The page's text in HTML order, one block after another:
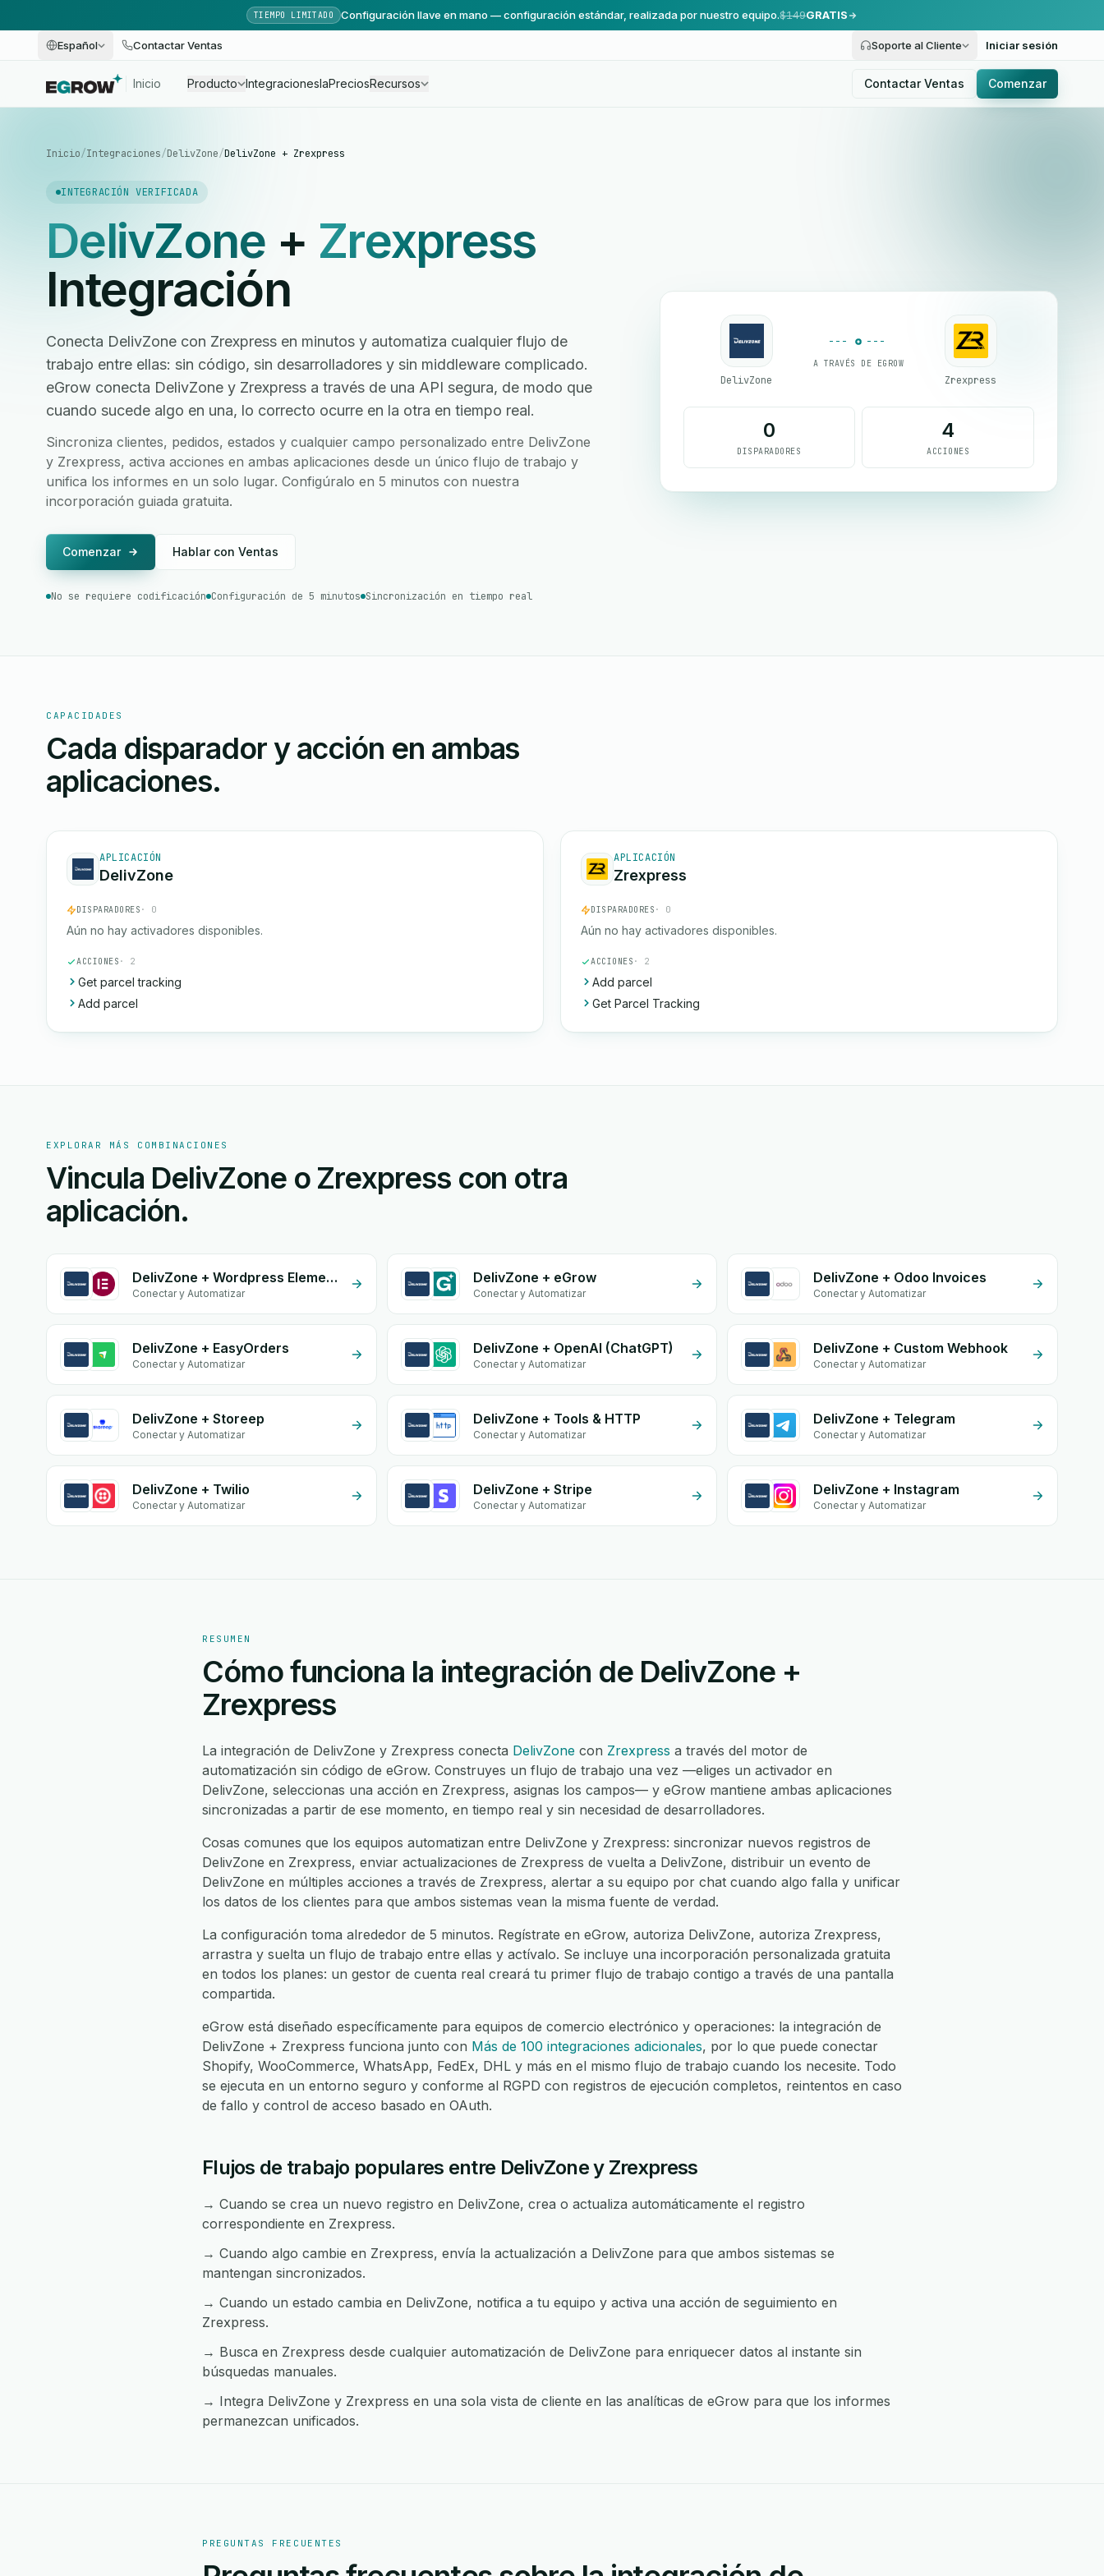
TIEMPO LIMITADO Configuración llave en mano — configuración estándar, realizada por nuestro equipo.$149GRATIS
Español Contactar Ventas Soporte al Cliente Iniciar sesión
Inicio Producto IntegracionesIaPreciosRecursos Contactar Ventas Comenzar
Inicio/Integraciones/DelivZone/DelivZone + Zrexpress
INTEGRACIÓN VERIFICADA
DelivZone + Zrexpress
Integración
Conecta DelivZone con Zrexpress en minutos y automatiza cualquier flujo de
trabajo entre ellas: sin código, sin desarrolladores y sin middleware complicado.
eGrow conecta DelivZone y Zrexpress a través de una API segura, de modo que
cuando sucede algo en una, lo correcto ocurre en la otra en tiempo real.
Sincroniza clientes, pedidos, estados y cualquier campo personalizado entre DelivZone
y Zrexpress, activa acciones en ambas aplicaciones desde un único flujo de trabajo y
unifica los informes en un solo lugar. Configúralo en 5 minutos con nuestra
incorporación guiada gratuita.
Comenzar Hablar con Ventas
No se requiere codificación Configuración de 5 minutos Sincronización en tiempo real
DelivZone
A TRAVÉS DE EGROW
Zrexpress
0
DISPARADORES
4
ACCIONES
CAPACIDADES
Cada disparador y acción en ambas
aplicaciones.
APLICACIÓN
DelivZone
DISPARADORES · 0
Aún no hay activadores disponibles.
ACCIONES · 2
Get parcel tracking
Add parcel
APLICACIÓN
Zrexpress
DISPARADORES · 0
Aún no hay activadores disponibles.
ACCIONES · 2
Add parcel
Get Parcel Tracking
EXPLORAR MÁS COMBINACIONES
Vincula DelivZone o Zrexpress con otra
aplicación.
DelivZone + Wordpress Elementor
Conectar y Automatizar
DelivZone + eGrow
Conectar y Automatizar
DelivZone + Odoo Invoices
Conectar y Automatizar
DelivZone + EasyOrders
Conectar y Automatizar
DelivZone + OpenAI (ChatGPT)
Conectar y Automatizar
DelivZone + Custom Webhook
Conectar y Automatizar
DelivZone + Storeep
Conectar y Automatizar
DelivZone + Tools & HTTP
Conectar y Automatizar
DelivZone + Telegram
Conectar y Automatizar
DelivZone + Twilio
Conectar y Automatizar
DelivZone + Stripe
Conectar y Automatizar
DelivZone + Instagram
Conectar y Automatizar
RESUMEN
Cómo funciona la integración de DelivZone +
Zrexpress
La integración de DelivZone y Zrexpress conecta DelivZone con Zrexpress a través del motor de
automatización sin código de eGrow. Construyes un flujo de trabajo una vez —eliges un activador en
DelivZone, seleccionas una acción en Zrexpress, asignas los campos— y eGrow mantiene ambas aplicaciones
sincronizadas a partir de ese momento, en tiempo real y sin necesidad de desarrolladores.
Cosas comunes que los equipos automatizan entre DelivZone y Zrexpress: sincronizar nuevos registros de
DelivZone en Zrexpress, enviar actualizaciones de Zrexpress de vuelta a DelivZone, distribuir un evento de
DelivZone en múltiples acciones a través de Zrexpress, alertar a su equipo por chat cuando algo falla y unificar
los datos de los clientes para que ambos sistemas vean la misma fuente de verdad.
La configuración toma alrededor de 5 minutos. Regístrate en eGrow, autoriza DelivZone, autoriza Zrexpress,
arrastra y suelta un flujo de trabajo entre ellas y actívalo. Se incluye una incorporación personalizada gratuita
en todos los planes: un gestor de cuenta real creará tu primer flujo de trabajo contigo a través de una pantalla
compartida.
eGrow está diseñado específicamente para equipos de comercio electrónico y operaciones: la integración de
DelivZone + Zrexpress funciona junto con Más de 100 integraciones adicionales, por lo que puede conectar
Shopify, WooCommerce, WhatsApp, FedEx, DHL y más en el mismo flujo de trabajo cuando los necesite. Todo
se ejecuta en un entorno seguro y conforme al RGPD con registros de ejecución completos, reintentos en caso
de fallo y control de acceso basado en OAuth.
Flujos de trabajo populares entre DelivZone y Zrexpress
→ Cuando se crea un nuevo registro en DelivZone, crea o actualiza automáticamente el registro
correspondiente en Zrexpress.
→ Cuando algo cambie en Zrexpress, envía la actualización a DelivZone para que ambos sistemas se
mantengan sincronizados.
→ Cuando un estado cambia en DelivZone, notifica a tu equipo y activa una acción de seguimiento en
Zrexpress.
→ Busca en Zrexpress desde cualquier automatización de DelivZone para enriquecer datos al instante sin
búsquedas manuales.
→ Integra DelivZone y Zrexpress en una sola vista de cliente en las analíticas de eGrow para que los informes
permanezcan unificados.
PREGUNTAS FRECUENTES